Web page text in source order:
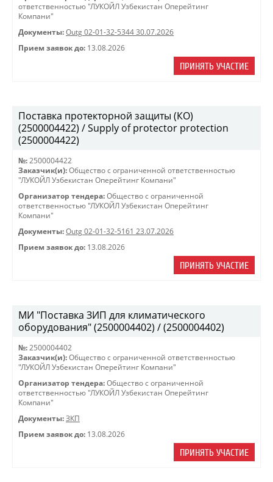
ответственностью "ЛУКОЙЛ Узбекистан Оперейтинг
Компани"
Документы: Outg 02-01-32-5344 30.07.2026
Прием заявок до: 13.08.2026
ПРИНЯТЬ УЧАСТИЕ
Поставка протекторной защиты (КО)
(2500004422) / Supply of protector protection
(2500004422)
№: 2500004422
Заказчик(и): Общество с ограниченной ответственностью
"ЛУКОЙЛ Узбекистан Оперейтинг Компани"
Организатор тендера: Общество с ограниченной
ответственностью "ЛУКОЙЛ Узбекистан Оперейтинг
Компани"
Документы: Outg 02-01-32-5161 23.07.2026
Прием заявок до: 13.08.2026
ПРИНЯТЬ УЧАСТИЕ
МИ "Поставка ЗИП для климатического
оборудования" (2500004402) / (2500004402)
№: 2500004402
Заказчик(и): Общество с ограниченной ответственностью
"ЛУКОЙЛ Узбекистан Оперейтинг Компани"
Организатор тендера: Общество с ограниченной
ответственностью "ЛУКОЙЛ Узбекистан Оперейтинг
Компани"
Документы: ЗКП
Прием заявок до: 13.08.2026
ПРИНЯТЬ УЧАСТИЕ